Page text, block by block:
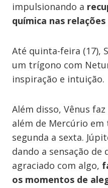
impulsionando a
química nas
Até quinta-feira (17),
um trígono com
inspiração e intuição.
Além disso, Vênus
além de Mercúrio
segunda a sexta.
dando a sensação de
agraciado com algo,
os momentos de